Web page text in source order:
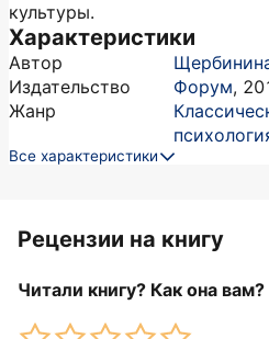
культуры.
Характеристики
Автор
Издательство
Форум,
Жанр
Все характеристики
Рецензии на книгу
Читали книгу? Как она вам?